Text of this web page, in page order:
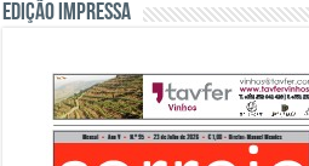
Edição Impressa